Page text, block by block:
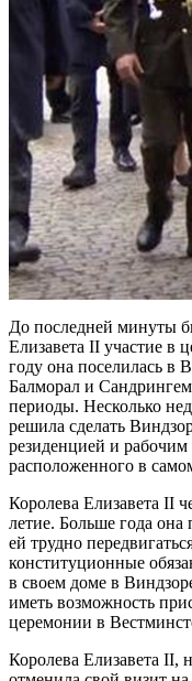
До последней минуты
Елизавета II участие в
году она поселилась в
Балморал и
периоды. Несколько
решила сделать
резиденцией и
расположенного в
Королева Елизавета II
летие. Больше года она
ей трудно
конституционные
в своем доме в
иметь возможность
церемонии в
Королева Елизавета II,